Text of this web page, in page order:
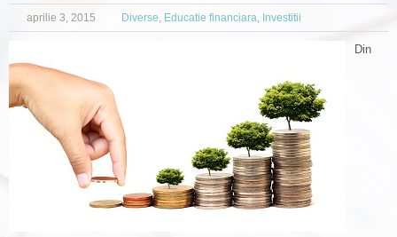
aprilie 3, 2015 Diverse, Educatie financiara, Investitii
Din